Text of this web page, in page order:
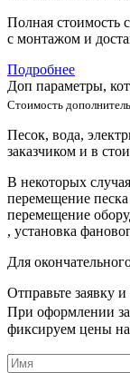
Полная стоимость
с монтажом и
Подробнее
Доп параметры,
Стоимость
Песок, вода,
заказчиком и в
В некоторых
перемещение
перемещение
, установка
Для
Отправьте заявку
При оформлении
фиксируем цены на